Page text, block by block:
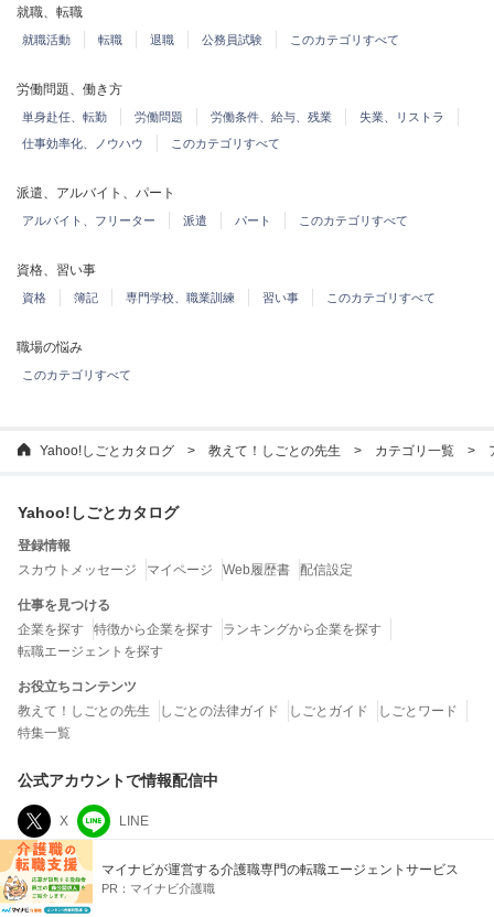
就職、転職
就職活動 転職 退職 公務員試験 このカテゴリすべて
労働問題、働き方
単身赴任、転勤 労働問題 労働条件、給与、残業
失業、リストラ
仕事効率化、ノウハウ
このカテゴリすべて
派遣、アルバイト、パート
アルバイト、フリーター 派遣 パート このカテゴリすべて
資格、習い事
資格 簿記 専門学校、職業訓練 習い事 このカテゴリすべて
職場の悩み
このカテゴリすべて
Yahoo!しごとカタログ 教えて！しごとの先生 カテゴリ一覧
マイナビが運営する介護職専門の転職エージェントサービス
PR： マイナビ介護職
Yahoo!しごとカタログ
登録情報
スカウトメッセージ
マイページ Web履歴書 配信設定
仕事を見つける
企業を探す
特徴から企業を探す
ランキングから企業を探す
転職エージェントを探す
お役立ちコンテンツ
教えて！しごとの先生
しごとの法律ガイド しごとガイド
しごとワード
特集一覧
公式アカウントで情報配信中
X LINE
運営会社
LINEヤフー株式会社